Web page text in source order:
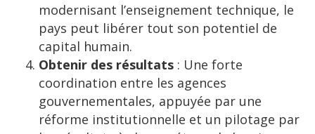
modernisant l’enseignement technique, le
pays peut libérer tout son potentiel de
capital humain.
Obtenir des résultats : Une forte
coordination entre les agences
gouvernementales, appuyée par une
réforme institutionnelle et un pilotage par